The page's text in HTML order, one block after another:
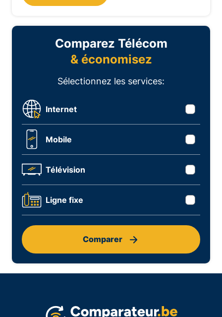
Comparez Télécom
& économisez
Sélectionnez les services:
Internet
Mobile
Télévision
Ligne fixe
Comparer